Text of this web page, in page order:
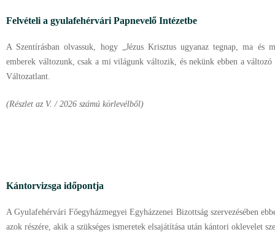
Felvételi a gyulafehérvári Papnevelő Intézetbe
A Szentírásban olvassuk, hogy „Jézus Krisztus ugyanaz tegnap, ma és
emberek változunk, csak a mi világunk változik, és nekünk ebben a
Változatlant.
(Részlet az V. / 2026 számú körlevélből)
Kántorvizsga időpontja
A Gyulafehérvári Főegyházmegyei Egyházzenei Bizottság szervezésében
azok részére, akik a szükséges ismeretek elsajátítása után kántori oklevelet